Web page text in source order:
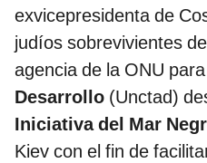
exvicepresidenta de
judíos sobrevivientes
agencia de la ONU
Desarrollo (Unctad)
Iniciativa del Mar
Kiev con el fin de